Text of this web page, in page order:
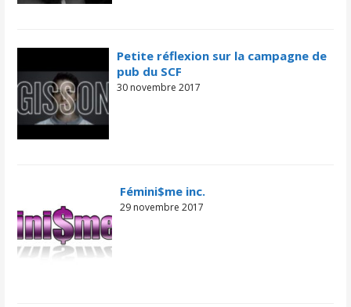
Petite réflexion sur la campagne de
pub du SCF
30 novembre 2017
Fémini$me inc.
29 novembre 2017